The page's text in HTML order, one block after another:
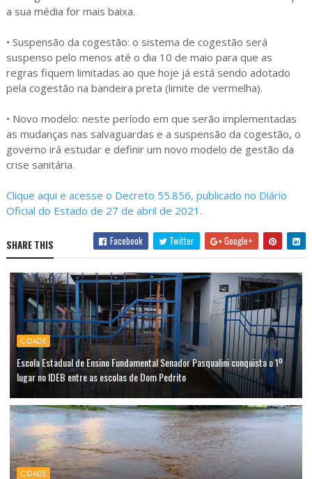
a sua média for mais baixa.
• Suspensão da cogestão: o sistema de cogestão será
suspenso pelo menos até o dia 10 de maio para que as
regras fiquem limitadas ao que hoje já está sendo adotado
pela cogestão na bandeira preta (limite de vermelha).
• Novo modelo: neste período em que serão implementadas
as mudanças nas salvaguardas e a suspensão da cogestão, o
governo irá estudar e definir um novo modelo de gestão da
crise sanitária.
Clique aqui e acesse o Decreto 55.856, publicado no Diário
Oficial do Estado de 27 de abril de 2021.
SHARE THIS Facebook Twitter Google+
CIDADE
Escola Estadual de Ensino Fundamental Senador Pasqualini conquista o 1º
lugar no IDEB entre as escolas de Dom Pedrito
CIDADE